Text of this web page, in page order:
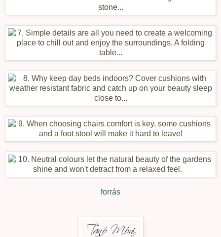
forrás